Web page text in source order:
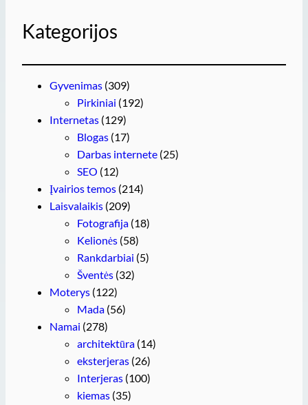
Kategorijos
Gyvenimas (309)
Pirkiniai (192)
Internetas (129)
Blogas (17)
Darbas internete (25)
SEO (12)
Įvairios temos (214)
Laisvalaikis (209)
Fotografija (18)
Kelionės (58)
Rankdarbiai (5)
Šventės (32)
Moterys (122)
Mada (56)
Namai (278)
architektūra (14)
eksterjeras (26)
Interjeras (100)
kiemas (35)